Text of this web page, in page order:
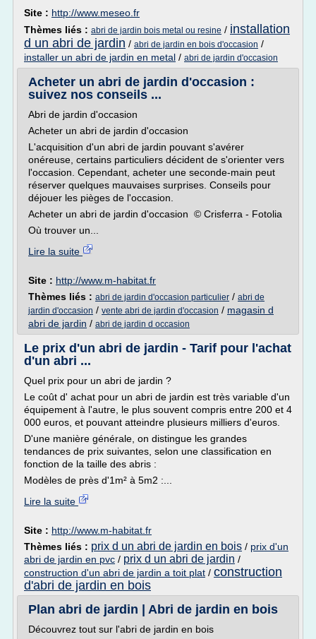
Site : http://www.meseo.fr
Thèmes liés : abri de jardin bois metal ou resine / installation
d un abri de jardin / abri de jardin en bois d'occasion /
installer un abri de jardin en metal / abri de jardin d'occasion
Acheter un abri de jardin d'occasion :
suivez nos conseils ...
Abri de jardin d'occasion
Acheter un abri de jardin d'occasion
L'acquisition d'un abri de jardin pouvant s'avérer
onéreuse, certains particuliers décident de s'orienter vers
l'occasion. Cependant, acheter une seconde-main peut
réserver quelques mauvaises surprises. Conseils pour
déjouer les pièges de l'occasion.
Acheter un abri de jardin d'occasion © Crisferra - Fotolia
Où trouver un...
Lire la suite
Site : http://www.m-habitat.fr
Thèmes liés : abri de jardin d'occasion particulier / abri de
jardin d'occasion / vente abri de jardin d'occasion / magasin d
abri de jardin / abri de jardin d occasion
Le prix d'un abri de jardin - Tarif pour l'achat
d'un abri ...
Quel prix pour un abri de jardin ?
Le coût d' achat pour un abri de jardin est très variable d'un
équipement à l'autre, le plus souvent compris entre 200 et 4
000 euros, et pouvant atteindre plusieurs milliers d'euros.
D'une manière générale, on distingue les grandes
tendances de prix suivantes, selon une classification en
fonction de la taille des abris :
Modèles de près d'1m² à 5m2 :...
Lire la suite
Site : http://www.m-habitat.fr
Thèmes liés : prix d un abri de jardin en bois / prix d'un
abri de jardin en pvc / prix d un abri de jardin /
construction d'un abri de jardin a toit plat / construction
d'abri de jardin en bois
Plan abri de jardin | Abri de jardin en bois
Découvrez tout sur l'abri de jardin en bois